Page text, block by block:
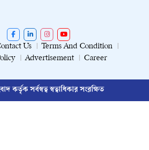
Us
Terms And Condition
Advertisement Career
কর্তৃক সর্বস্বত্ব স্বত্বাধিকার সংরক্ষিত